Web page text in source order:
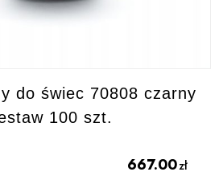
do świec 70808 czarny
100 szt.
667.00zł